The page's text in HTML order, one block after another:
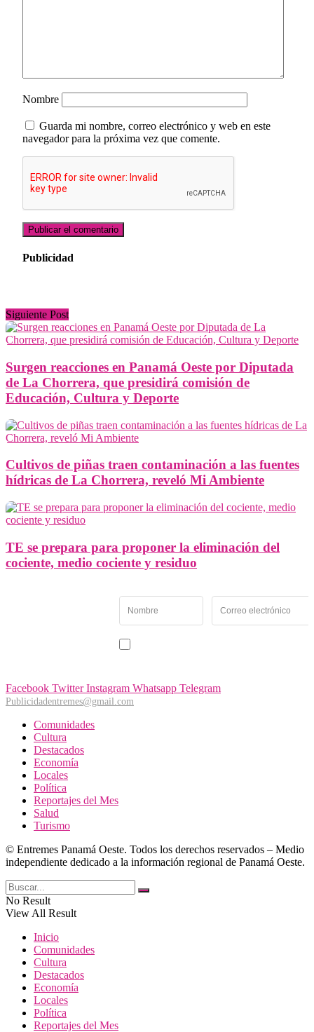
Nombre
Guarda mi nombre, correo electrónico y web en este
navegador para la próxima vez que comente.
Publicidad
Siguiente Post
Surgen reacciones en Panamá Oeste por Diputada
de La Chorrera, que presidirá comisión de
Educación, Cultura y Deporte
Cultivos de piñas traen contaminación a las fuentes
hídricas de La Chorrera, reveló Mi Ambiente
TE se prepara para proponer la eliminación del
cociente, medio cociente y residuo
Facebook Twitter Instagram Whatsapp Telegram
Publicidadentremes@gmail.com
Comunidades
Cultura
Destacados
Economía
Locales
Política
Reportajes del Mes
Salud
Turismo
© Entremes Panamá Oeste. Todos los derechos reservados – Medio
independiente dedicado a la información regional de Panamá Oeste.
No Result
View All Result
Inicio
Comunidades
Cultura
Destacados
Economía
Locales
Política
Reportajes del Mes